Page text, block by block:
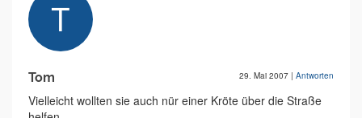
Tom 29. Mai 2007 | Antworten
Vielleicht wollten sie auch nür einer Kröte über die Straße